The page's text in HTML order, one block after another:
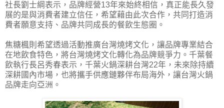
社長劉士綱表示，品牌經營13年來始終相信，真正能長久發
展的是與消費者建立信任，希望藉由此次合作，共同打造消
費者願意支持、品牌共同成長的餐飲生態圈。
焦糖楓則希望透過活動推廣台灣燒烤文化，讓品牌專業結合
在地飲食特色，將台灣燒烤文化轉化為品牌競爭力。千葉餐
飲執行長呂秀春表示，千葉火鍋深耕台灣22年，未來除持續
深耕國內市場，也將攜手供應鏈夥伴布局海外，讓台灣火鍋
品牌走向亞洲。